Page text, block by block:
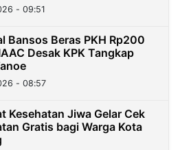
- 09:51
Bansos Beras PKH Rp200
Desak KPK Tangkap
- 08:57
Kesehatan Jiwa Gelar Cek
Gratis bagi Warga Kota